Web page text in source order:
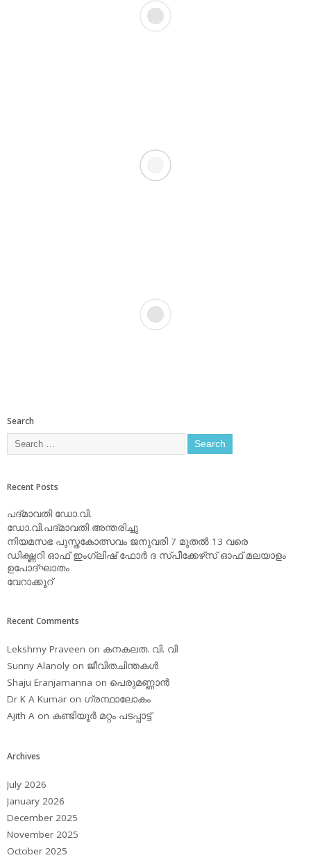
Search
Recent Posts
പദ്മാവതി ഡോ.വി.
ഡോ.വി.പദ്മാവതി അന്തരിച്ചു
നിയമസഭ പുസ്തകോത്സവം ജനുവരി 7 മുതല്‍ 13 വരെ
ഡിക്ഷ്ണറി ഓഫ് ഇംഗ്ലിഷ് ഫോര്‍ ദ സ്പീക്കേഴ്‌സ് ഓഫ് മലയാളം
ഉപോദ്ഘാതം
വേറാക്കൂറ്
Recent Comments
Lekshmy Praveen on കനകലത. വി. വി
Sunny Alanoly on ജീവിതചിന്തകള്‍
Shaju Eranjamanna on പെരുമണ്ണാന്‍
Dr K A Kumar on ഗ്രന്ഥാലോകം
Ajith A on കണ്ടിയൂര്‍ മറ്റം പടപ്പാട്ട്‌
Archives
July 2026
January 2026
December 2025
November 2025
October 2025